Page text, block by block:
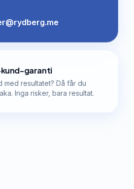
garanti
med resultatet? Då får du
Inga risker, bara resultat.